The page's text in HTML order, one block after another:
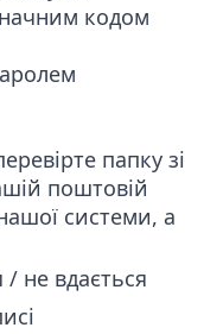
кодом
папку зі
поштовій
системи, а
/ не вдається